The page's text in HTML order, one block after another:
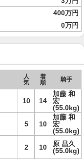
400万円
0万円
人
気
着
順
騎手
10 14
加藤 和
宏
(55.0kg)
5 10
加藤 和
宏
(55.0kg)
2 10
原 昌久
(55.0kg)